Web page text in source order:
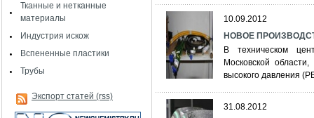
Тканные и нетканные
материалы
Индустрия искож
Вспененные пластики
Трубы
Экспорт статей (rss)
10.09.2012
НОВОЕ
В техническом
Московской
высокого давления
31.08.2012